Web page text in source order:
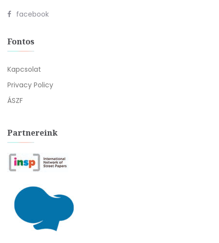
facebook
Fontos
Kapcsolat
Privacy Policy
ÁSZF
Partnereink